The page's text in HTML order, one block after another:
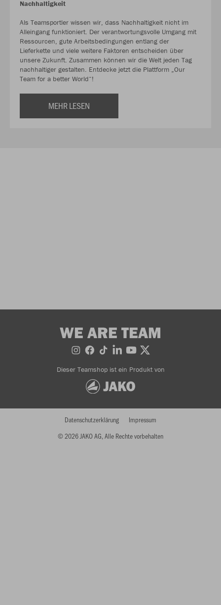
Nachhaltigkeit
Als Teamsportler wissen wir, dass Nachhaltigkeit nicht im
Alleingang funktioniert. Der verantwortungsvolle Umgang mit
Ressourcen, gute Arbeitsbedingungen entlang der
Lieferkette und viele weitere Faktoren entscheiden über
unsere Zukunft. Zusammen können wir die Welt jeden Tag
nachhaltiger gestalten. Entdecke jetzt die Plattform „Our
Team for a better World“!
MEHR LESEN
WE ARE TEAM
Dieser Teamshop ist ein Produkt von
© 2026 JAKO AG, Alle Rechte vorbehalten
Datenschutzerklärung Impressum